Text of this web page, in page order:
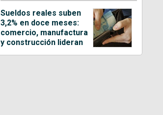
Sueldos reales suben
3,2% en doce meses:
comercio, manufactura
y construcción lideran